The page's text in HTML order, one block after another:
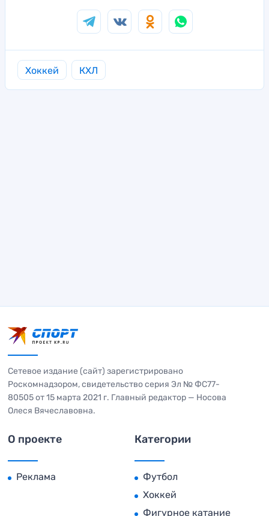
Хоккей КХЛ
Сетевое издание (сайт) зарегистрировано
Роскомнадзором, свидетельство серия Эл № ФС77-
80505 от 15 марта 2021 г. Главный редактор — Носова
Олеся Вячеславовна.
О проекте
Реклама
Категории
Футбол
Хоккей
Фигурное катание